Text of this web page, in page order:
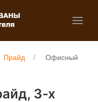
Прайд
Офисный
3-х